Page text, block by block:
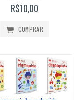
R$10,00
COMPRAR